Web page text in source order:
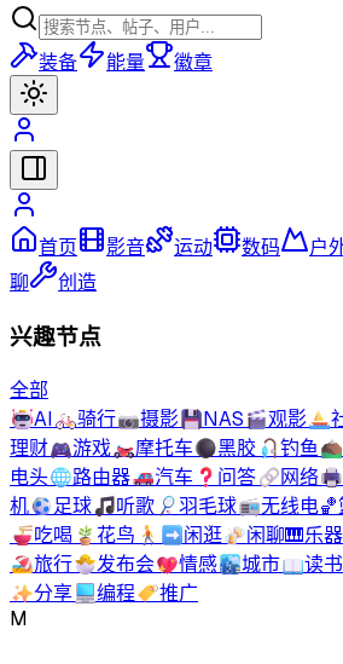
装备 能量 徽章
首页 影音 运动 数码 户
聊
创造
兴趣节点
全部
🤖AI🚲骑行📷摄影💾NAS🎬观影⛵
理财🎮游戏🏍️摩托车⚫黑胶 🎣钓鱼⛰️
电头🌐路由器🚗汽车 ❓ 问答🔗网络🖨️
机⚽足球🎵听歌 🏸羽毛球📻无线电🏀
🍜吃喝 🪴 花鸟 🚶‍➡️闲逛🍻闲聊🎹乐器
🏖️旅行🐣发布会💖情感🏙️城市📖读书
✨分享💻编程🏷️推广
M